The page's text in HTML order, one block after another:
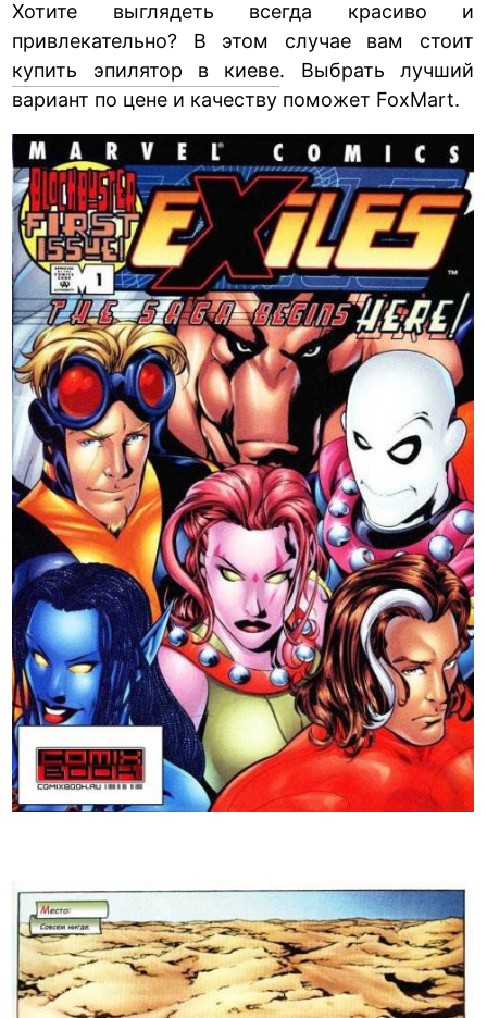
Хотите выглядеть всегда красиво и
привлекательно? В этом случае вам стоит
купить эпилятор в киеве. Выбрать лучший
вариант по цене и качеству поможет FoxMart.